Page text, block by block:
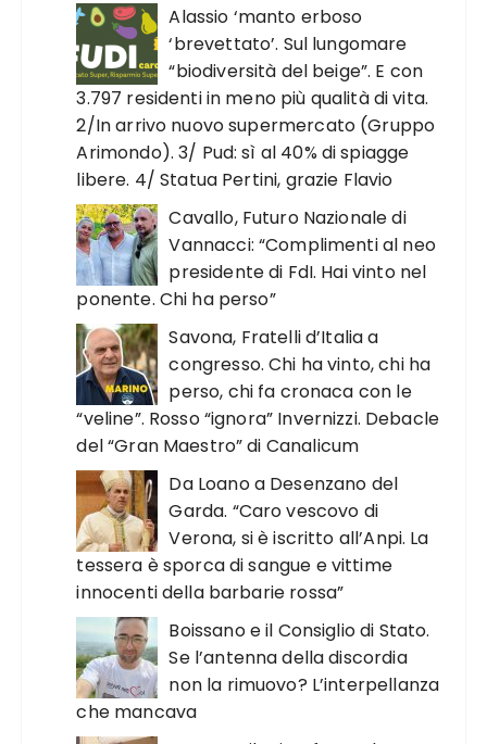
Alassio ‘manto erboso
‘brevettato’. Sul lungomare
“biodiversità del beige”. E con
3.797 residenti in meno più qualità di vita.
2/In arrivo nuovo supermercato (Gruppo
Arimondo). 3/ Pud: sì al 40% di spiagge
libere. 4/ Statua Pertini, grazie Flavio
Cavallo, Futuro Nazionale di
Vannacci: “Complimenti al neo
presidente di FdI. Hai vinto nel
ponente. Chi ha perso”
Savona, Fratelli d’Italia a
congresso. Chi ha vinto, chi ha
perso, chi fa cronaca con le
“veline”. Rosso “ignora” Invernizzi. Debacle
del “Gran Maestro” di Canalicum
Da Loano a Desenzano del
Garda. “Caro vescovo di
Verona, si è iscritto all’Anpi. La
tessera è sporca di sangue e vittime
innocenti della barbarie rossa”
Boissano e il Consiglio di Stato.
Se l’antenna della discordia
non la rimuovo? L’interpellanza
che mancava